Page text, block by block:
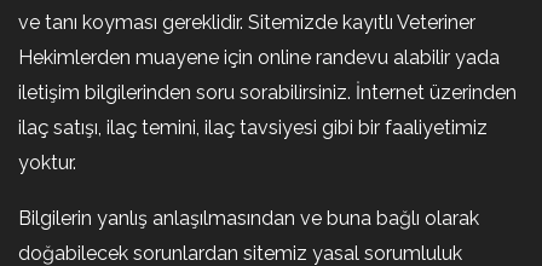
ve tanı koyması gereklidir. Sitemizde kayıtlı Veteriner
Hekimlerden muayene için online randevu alabilir yada
iletişim bilgilerinden soru sorabilirsiniz. İnternet üzerinden
ilaç satışı, ilaç temini, ilaç tavsiyesi gibi bir faaliyetimiz
yoktur.
Bilgilerin yanlış anlaşılmasından ve buna bağlı olarak
doğabilecek sorunlardan sitemiz yasal sorumluluk